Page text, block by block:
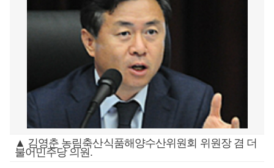
▲ 김영춘 농림축산식품해양수산위원회 위원장 겸 더
불어민주당 의원.